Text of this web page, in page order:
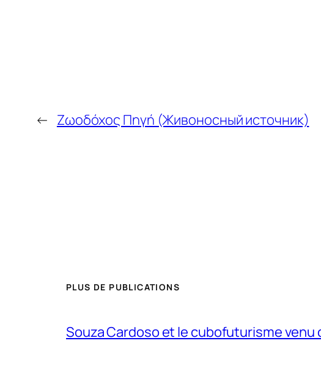
← Ζωοδόχος Πηγή (Живоносный источник)
PLUS DE PUBLICATIONS
Souza Cardoso et le cubofuturisme venu